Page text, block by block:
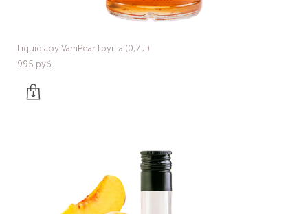
Liquid Joy VamPear Груша (0,7 л)
995 pуб.